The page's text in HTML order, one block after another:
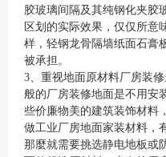
胶玻璃间隔及其纯钢化夹胶
区划的实际效果，仅仅所意
样，轻钢龙骨隔墙纸面石膏
被承担。
3、重视地面原材料厂房装
般的厂房装修地面是不用安
些价廉物美的建筑装饰材料
做工业厂房地面家装材料，
那麼就需要挑选静电地板或